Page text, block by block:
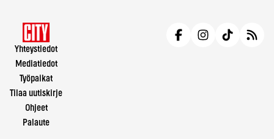
Yhteystiedot
Mediatiedot
Työpaikat
Tilaa uutiskirje
Ohjeet
Palaute